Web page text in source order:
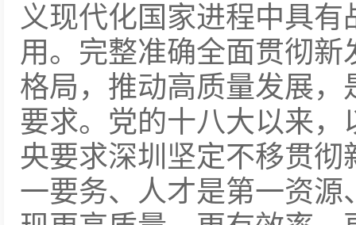
义现代化国家进程中具
用。完整准确全面贯彻
格局，推动高质量发展
要求。党的十八大以来
央要求深圳坚定不移贯
一要务、人才是第一资